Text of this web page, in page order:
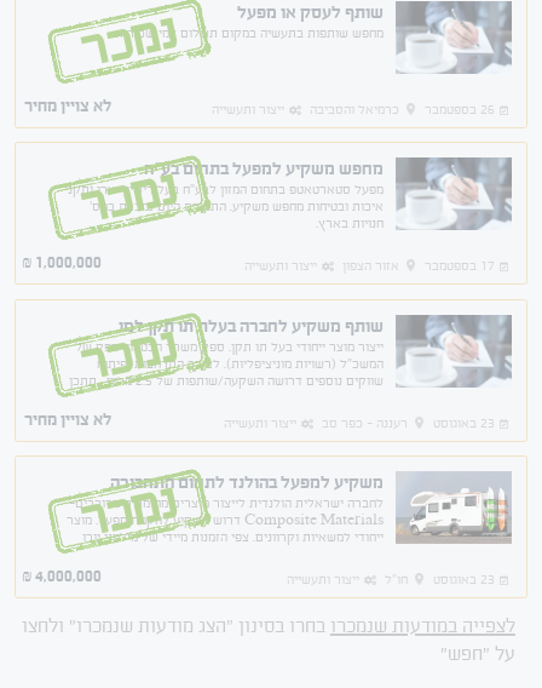
שותף לעסק או מפעל
מחפש שותפות בתעשיה במקום תשלום דמי שכירות
נמכר
26 בספטמבר כרמיאל והסביבה ייצור ותעשייה לא צויין מחיר
מחפש משקיע למפעל בתחום בע"ח
מפעל סטארטאטפ בתחום המזון לבע"ח בעל רישיון יצרן ותקני
איכות ובטיחות מחפש משקיע. התוצרת היום נמכרת במס'
חנויות בארץ.
נמכר
17 בספטמבר אזור הצפון ייצור ותעשייה 1,000,000
₪
שותף משקיע לחברה בעלת תו תקן למו
ייצור מוצר ייחודי בעל תו תקן. ספק משרד הבטחון. ספק של
המשכ"ל (רשויות מוניציפליות). לצורך התרחבות ופיתוח
שווקים נוספים דרושה השקעה/שותפות של 2.5 מליון . תתכן
נמכר
23 באוגוסט רעננה - כפר סב ייצור ותעשייה לא צויין מחיר
משקיע למפעל בהולנד לתחום התחבורה
לחברה ישראלית הולנדית לייצור מוצרים מחומרים מרוכבים-
Composite Materials דרוש משקיע להקמת מפעל. מוצר
ייחודי למשאיות וקרוונים. צפי הזמנות מיידי של מיליוני יורו
נמכר
23 באוגוסט חו"ל ייצור ותעשייה 4,000,000
₪
לצפייה במודעות שנמכרו בחרו בסינון "הצג מודעות שנמכרו" ולחצו
על "חפש"